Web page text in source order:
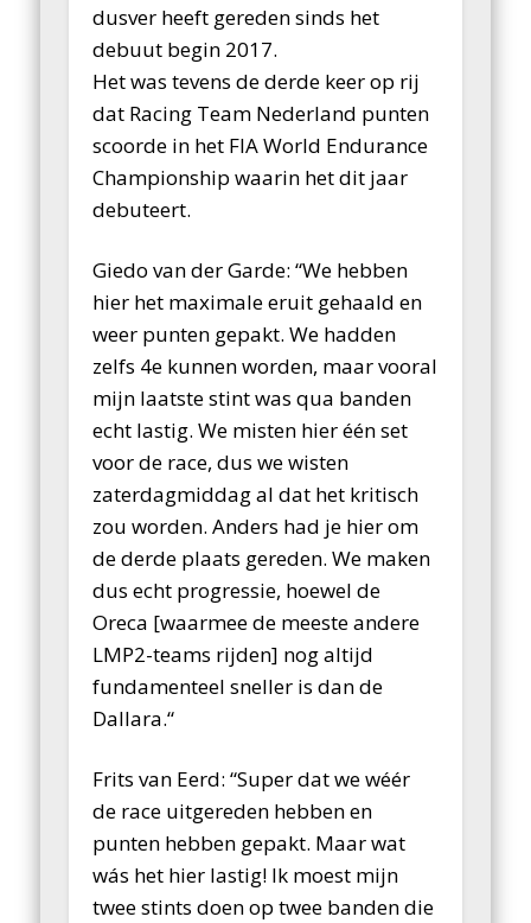
dusver heeft gereden sinds het
debuut begin 2017.
Het was tevens de derde keer op rij
dat Racing Team Nederland punten
scoorde in het FIA World Endurance
Championship waarin het dit jaar
debuteert.
Giedo van der Garde: “We hebben
hier het maximale eruit gehaald en
weer punten gepakt. We hadden
zelfs 4e kunnen worden, maar vooral
mijn laatste stint was qua banden
echt lastig. We misten hier één set
voor de race, dus we wisten
zaterdagmiddag al dat het kritisch
zou worden. Anders had je hier om
de derde plaats gereden. We maken
dus echt progressie, hoewel de
Oreca [waarmee de meeste andere
LMP2-teams rijden] nog altijd
fundamenteel sneller is dan de
Dallara.“
Frits van Eerd: “Super dat we wéér
de race uitgereden hebben en
punten hebben gepakt. Maar wat
wás het hier lastig! Ik moest mijn
twee stints doen op twee banden die